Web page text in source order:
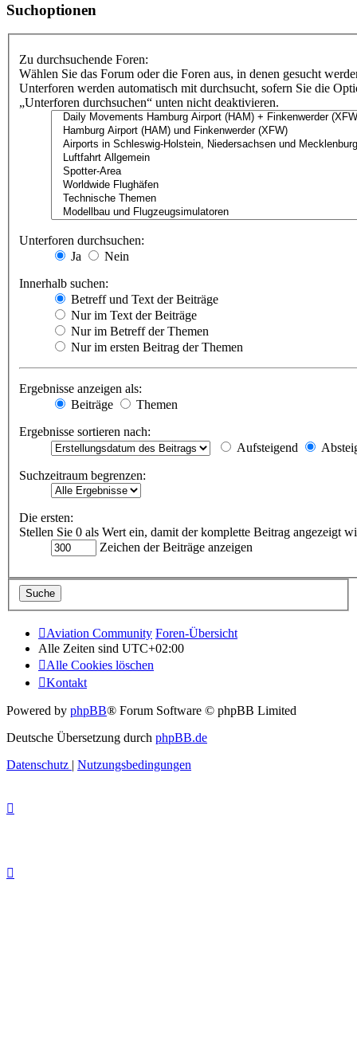
Suchoptionen
Zu durchsuchende Foren:
Wählen Sie das Forum oder die Foren aus, in denen gesucht
Unterforen werden automatisch mit durchsucht, sofern Sie die
„Unterforen durchsuchen“ unten nicht deaktivieren.
Unterforen durchsuchen:
Ja
Nein
Innerhalb suchen:
Betreff und Text der Beiträge
Nur im Text der Beiträge
Nur im Betreff der Themen
Nur im ersten Beitrag der Themen
Ergebnisse anzeigen als:
Beiträge
Themen
Ergebnisse sortieren nach:
Aufsteigend
Suchzeitraum begrenzen:
Die ersten:
Stellen Sie 0 als Wert ein, damit der komplette Beitrag angezeigt
Zeichen der Beiträge anzeigen
Aviation Community Foren-Übersicht
Alle Zeiten sind UTC+02:00
Alle Cookies löschen
Kontakt
Powered by phpBB® Forum Software © phpBB Limited
Deutsche Übersetzung durch phpBB.de
Datenschutz | Nutzungsbedingungen